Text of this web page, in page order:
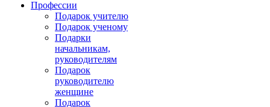
Профессии
Подарок учителю
Подарок ученому
Подарки
начальникам,
руководителям
Подарок
руководителю
женщине
Подарок